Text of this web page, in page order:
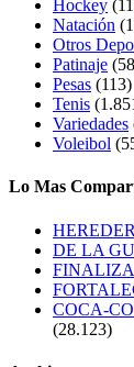
Hockey
Natación
Otros
Patinaje
Pesas (113)
Tenis
Variedades
Voleibol
Lo Mas
DE LA
COCA-
(28.123)